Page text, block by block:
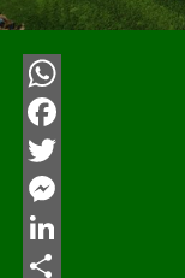
WhatsApp
Facebook
Twitter
Messenger
LinkedIn